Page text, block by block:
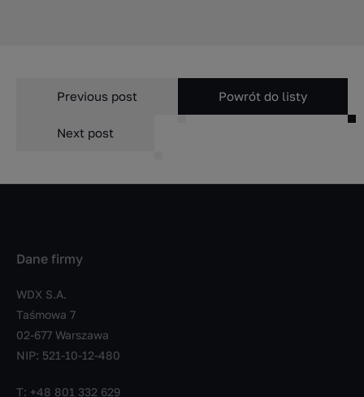
Previous post Powrót do listy
Next post
Dane firmy
WDX S.A.
Taśmowa 7
02-677 Warszawa
NIP: 521-10-12-480
T: +48 801 332 629